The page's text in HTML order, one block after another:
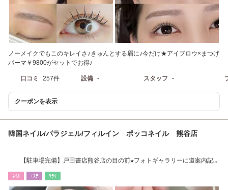
ノーメイクでもこのキレイさ♪きゅんとする眉に♪今だけ★アイブロウ×まつげ
パーマ￥9800がセットでお得♪
口コミ 257件 設備 - スタッフ -
クーポンを表示
韓国ネイル/パラジェル/フィルイン ポッコネイル 熊谷店
【駐車場完備】戸田書店熊谷店の目の前★フォトギャラリーに道案内記載
ﾈｲﾙ ｴｽﾃ ﾘﾗｸ